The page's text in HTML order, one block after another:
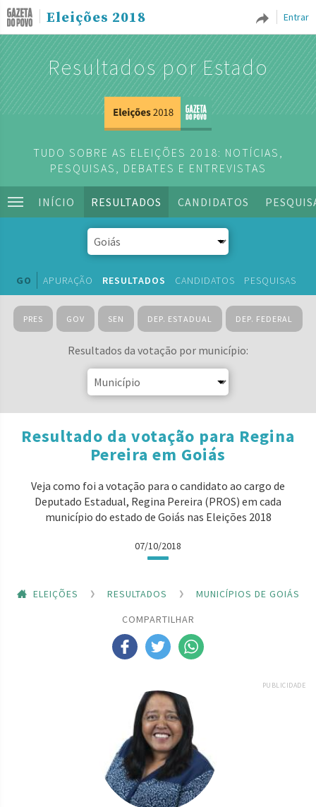
Entrar
Eleições 2018
Resultados por Estado
TUDO SOBRE AS ELEIÇÕES 2018: NOTÍCIAS,
PESQUISAS, DEBATES E ENTREVISTAS
INÍCIO RESULTADOS CANDIDATOS
GO APURAÇÃO RESULTADOS CANDIDATOS PESQUISAS
PRES GOV SEN DEP. ESTADUAL DEP. FEDERAL
Resultados da votação por município:
Resultado da votação para Regina
Pereira em Goiás
Veja como foi a votação para o candidato ao cargo de
Deputado Estadual, Regina Pereira (PROS) em cada
município do estado de Goiás nas Eleições 2018
07/10/2018
ELEIÇÕES RESULTADOS
MUNICÍPIOS DE GOIÁS
COMPARTILHAR
PUBLICIDADE